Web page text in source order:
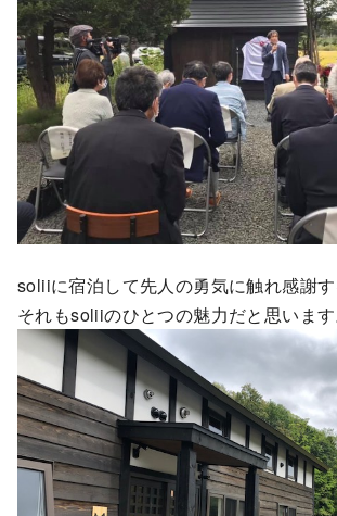
soliiに宿泊して先人の勇気に触れ感謝す
それもsoliiのひとつの魅力だと思います